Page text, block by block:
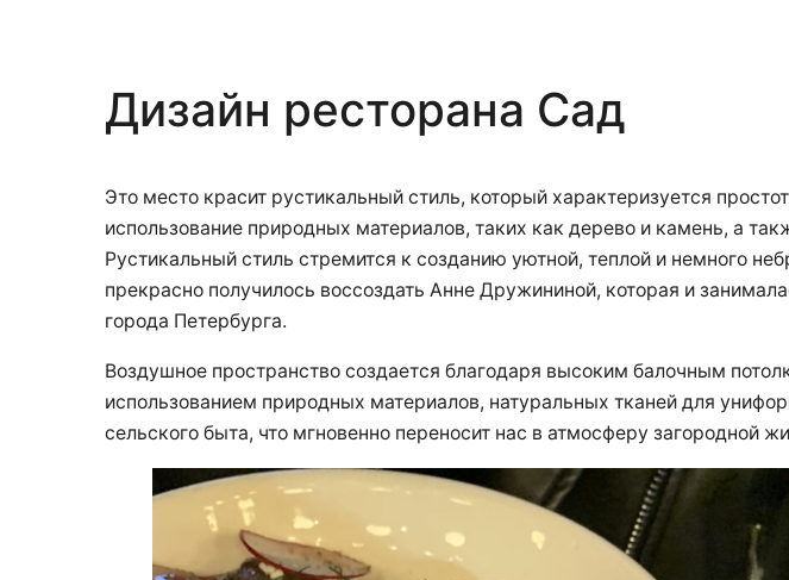
Дизайн ресторана Сад
Это место красит рустикальный стиль, который характеризуется
использование природных материалов, таких как дерево и камень, а
Рустикальный стиль стремится к созданию уютной, теплой и немного
прекрасно получилось воссоздать Анне Дружининой, которая и
города Петербурга.
Воздушное пространство создается благодаря высоким балочным
использованием природных материалов, натуральных тканей для
сельского быта, что мгновенно переносит нас в атмосферу загородной